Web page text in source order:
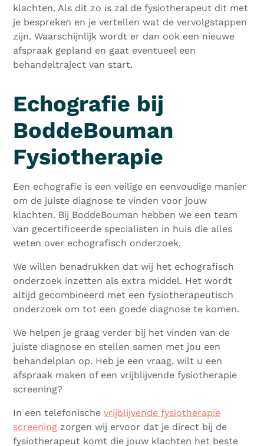
klachten. Als dit zo is zal de fysiotherapeut dit met
je bespreken en je vertellen wat de vervolgstappen
zijn. Waarschijnlijk wordt er dan ook een nieuwe
afspraak gepland en gaat eventueel een
behandeltraject van start.
Echografie bij
BoddeBouman
Fysiotherapie
Een echografie is een veilige en eenvoudige manier
om de juiste diagnose te vinden voor jouw
klachten. Bij BoddeBouman hebben we een team
van gecertificeerde specialisten in huis die alles
weten over echografisch onderzoek.
We willen benadrukken dat wij het echografisch
onderzoek inzetten als extra middel. Het wordt
altijd gecombineerd met een fysiotherapeutisch
onderzoek om tot een goede diagnose te komen.
We helpen je graag verder bij het vinden van de
juiste diagnose en stellen samen met jou een
behandelplan op. Heb je een vraag, wilt u een
afspraak maken of een vrijblijvende fysiotherapie
screening?
In een telefonischevrijblijvende fysiotherapie
screening zorgen wij ervoor dat je direct bij de
fysiotherapeut komt die jouw klachten het beste